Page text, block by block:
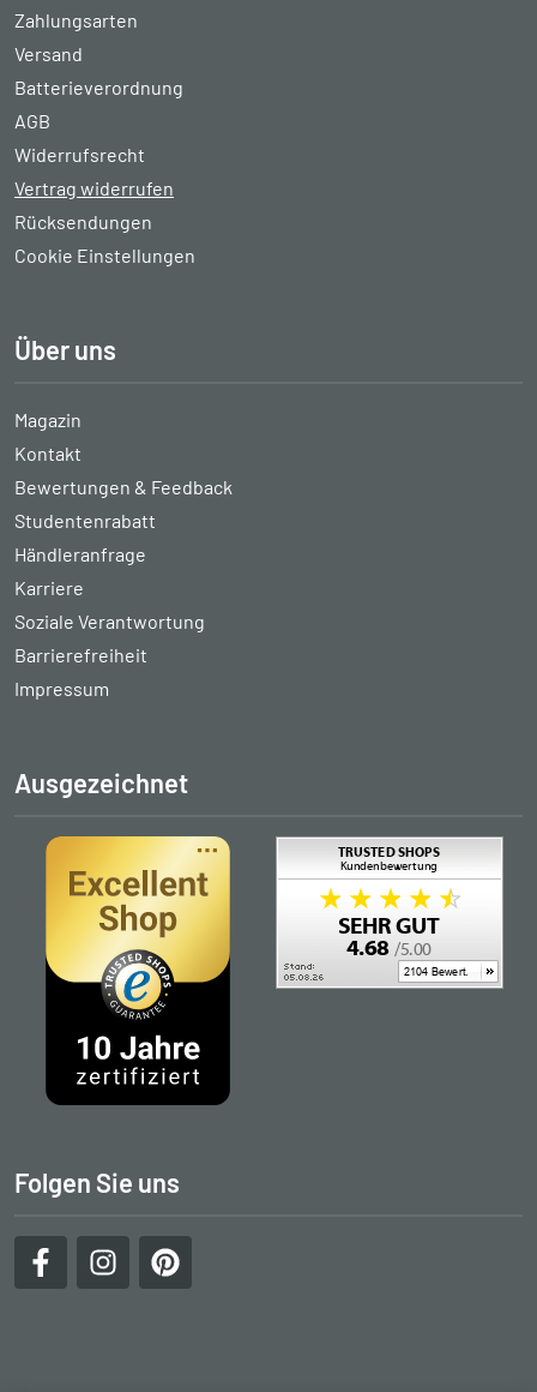
Zahlungsarten
Versand
Batterieverordnung
AGB
Widerrufsrecht
Vertrag widerrufen
Rücksendungen
Cookie Einstellungen
Über uns
Magazin
Kontakt
Bewertungen & Feedback
Studentenrabatt
Händleranfrage
Karriere
Soziale Verantwortung
Barrierefreiheit
Impressum
Ausgezeichnet
Folgen Sie uns